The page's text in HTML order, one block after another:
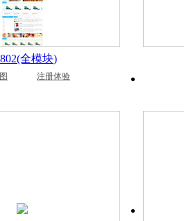
全模块)
注册体验